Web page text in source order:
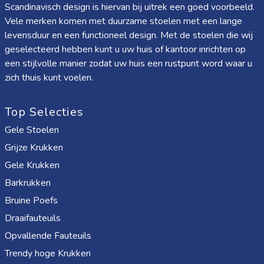
Scandinavisch design is hiervan bij uitrek een goed voorbeeld.
Vele merken komen met duurzame stoelen met een lange
levensduur en een functioneel design. Met de stoelen die wij
geselecteerd hebben kunt u uw huis of kantoor inrichten op
een stijlvolle manier zodat uw huis een rustpunt word waar u
zich thuis kunt voelen.
Top Selecties
Gele Stoelen
Grijze Krukken
Gele Krukken
Barkrukken
Bruine Poefs
Draaifauteuils
Opvallende Fauteuils
Trendy hoge Krukken